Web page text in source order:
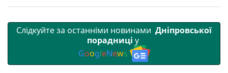
Слідкуйте за останніми новинами Дніпровської
порадниці у
GoogleNews